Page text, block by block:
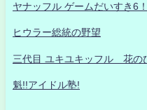
ヤナッフル ゲームだいすき6
ヒウラー総統の野望
三代目 ユキユキッフル 花の
魁!!アイドル塾!